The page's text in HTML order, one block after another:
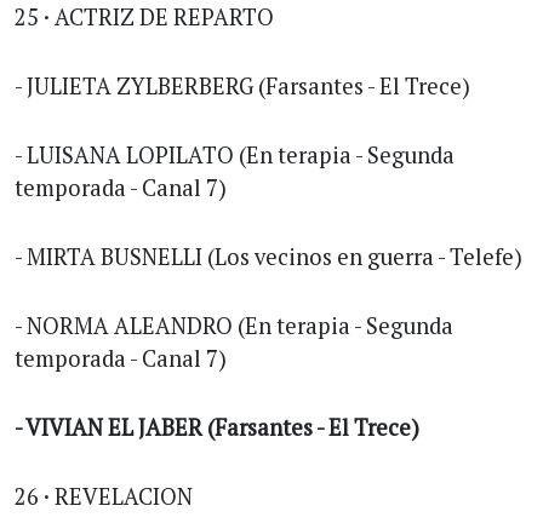
25 · ACTRIZ DE REPARTO
- JULIETA ZYLBERBERG (Farsantes - El Trece)
- LUISANA LOPILATO (En terapia - Segunda
temporada - Canal 7)
- MIRTA BUSNELLI (Los vecinos en guerra - Telefe)
- NORMA ALEANDRO (En terapia - Segunda
temporada - Canal 7)
- VIVIAN EL JABER (Farsantes - El Trece)
26 · REVELACION